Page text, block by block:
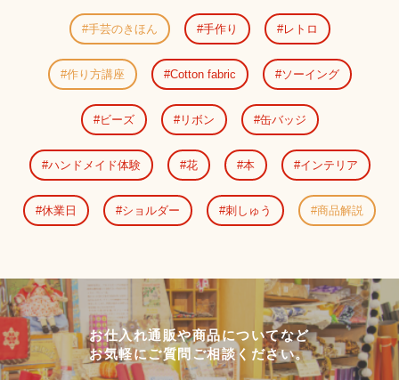
手芸のきほん 手作り レトロ
作り方講座 Cotton fabric ソーイング
ビーズ リボン 缶バッジ
ハンドメイド体験 花 本 インテリア
休業日 ショルダー 刺しゅう 商品解説
お仕入れ通販や商品についてなど
お気軽にご質問ご相談ください。